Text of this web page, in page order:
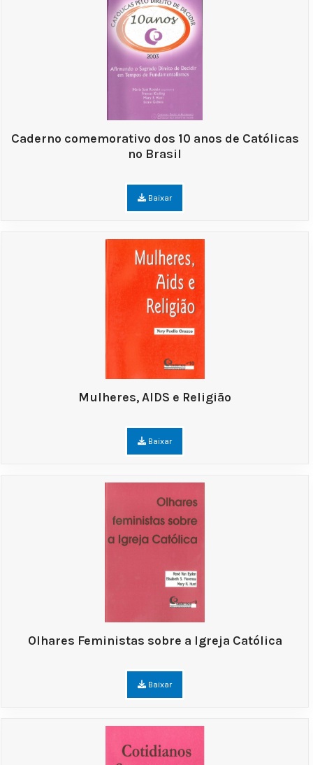
Caderno comemorativo dos 10 anos de Católicas
no Brasil
Baixar
Mulheres, AIDS e Religião
Baixar
Olhares Feministas sobre a Igreja Católica
Baixar